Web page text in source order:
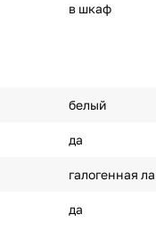
в шкаф
белый
да
галогенная
да